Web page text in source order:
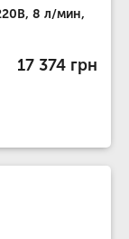
8 л/мин,
17 374 грн